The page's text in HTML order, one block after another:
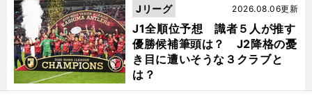
J1全順位予想 識者５人が推す
優勝候補筆頭は？ J2降格の憂
き目に遭いそうな３クラブと
は？
2026.08.06更新
Jリーグ